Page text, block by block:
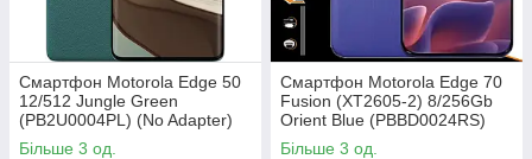
Смартфон Motorola Edge 50
12/512 Jungle Green
(PB2U0004PL) (No Adapter)
UA UCRF
Більше 3 од.
Смартфон Motorola Edge 70
Fusion (XT2605-2) 8/256Gb
Orient Blue (PBBD0024RS)
(No Adapter) UA UCRF
Більше 3 од.